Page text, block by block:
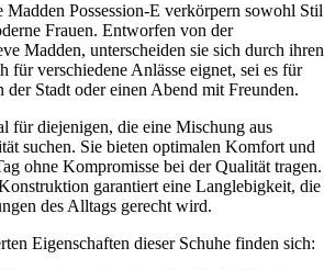
Madden Possession-E verkörpern sowohl Stil
Frauen. Entworfen von der
Madden, unterscheiden sie sich durch ihren
für verschiedene Anlässe eignet, sei es für
der Stadt oder einen Abend mit Freunden.
für diejenigen, die eine Mischung aus
suchen. Sie bieten optimalen Komfort und
ohne Kompromisse bei der Qualität tragen.
garantiert eine Langlebigkeit, die
des Alltags gerecht wird.
Eigenschaften dieser Schuhe finden sich: